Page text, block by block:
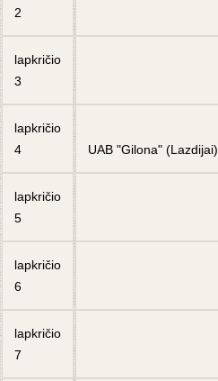
2
lapkričio
3
lapkričio
4
UAB "Gilona" (Lazdijai)
lapkričio
5
lapkričio
6
lapkričio
7